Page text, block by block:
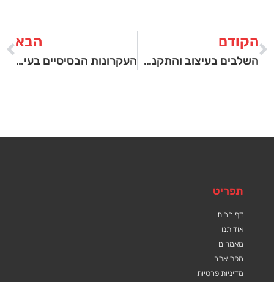
הקודם
השלבים בעיצוב והתקנה של שלטים למשרד
הבא
העקרונות הבסיסיים בעיצוב שלטים למשרד
תפריט
דף הבית
אודותנו
מאמרים
מפת אתר
מדיניות פרטיות